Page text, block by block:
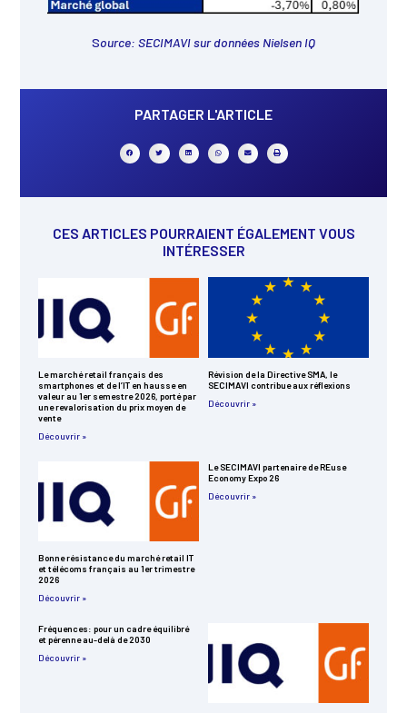
Source: SECIMAVI sur données Nielsen IQ
PARTAGER L'ARTICLE
CES ARTICLES POURRAIENT ÉGALEMENT VOUS
INTÉRESSER
Le marché retail français des
smartphones et de l’IT en hausse en
valeur au 1er semestre 2026, porté par
une revalorisation du prix moyen de
vente
Découvrir »
Révision de la Directive SMA, le
SECIMAVI contribue aux réflexions
Découvrir »
Bonne résistance du marché retail IT
et télécoms français au 1er trimestre
2026
Découvrir »
Le SECIMAVI partenaire de REuse
Economy Expo 26
Découvrir »
Fréquences: pour un cadre équilibré
et pérenne au-delà de 2030
Découvrir »